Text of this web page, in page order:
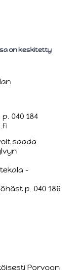
on keskitetty
040 184
saada
-
p. 040 186
Porvoon